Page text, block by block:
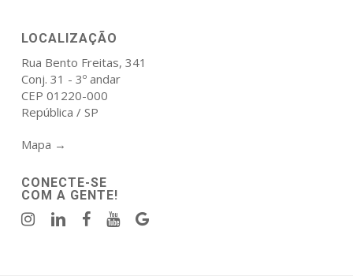
LOCALIZAÇÃO
Rua Bento Freitas, 341
Conj. 31 - 3º andar
CEP 01220-000
República / SP
Mapa →
CONECTE-SE
COM A GENTE!